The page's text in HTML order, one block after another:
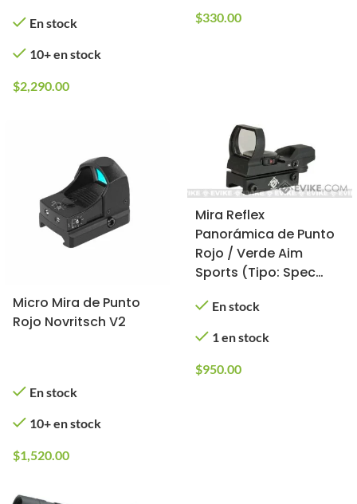
En stock
10+ en stock
$2,290.00
$330.00
Micro Mira de Punto
Rojo Novritsch V2
En stock
10+ en stock
$1,520.00
Mira Reflex
Panorámica de Punto
Rojo / Verde Aim
Sports (Tipo: Spec
En stock
1 en stock
$950.00